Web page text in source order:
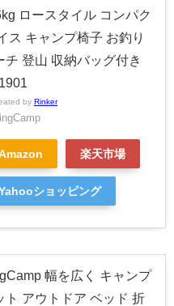
ロースタイル コンパク
ス キャンプ椅子 お釣り
チ 登山 収納バッグ付き
by Rinker
楽天市場
ショッピング
幅を広く キャンプ
ト アウトドア ベッド 折